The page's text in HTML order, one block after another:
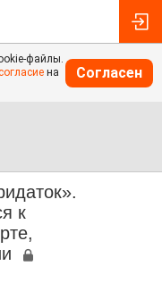
файлы.
на
Согласен
к